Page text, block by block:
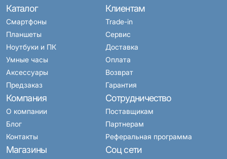
Каталог
Смартфоны
Планшеты
Ноутбуки и ПК
Умные часы
Аксессуары
Предзаказ
Клиентам
Trade-in
Сервис
Доставка
Оплата
Возврат
Гарантия
Компания
О компании
Блог
Контакты
Магазины
Сотрудничество
Поставщикам
Партнерам
Реферальная программа
Соц сети